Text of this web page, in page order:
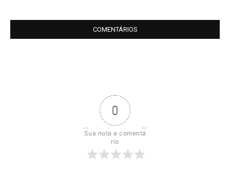
COMENTÁRIOS
0
Sua nota e comentá
rio